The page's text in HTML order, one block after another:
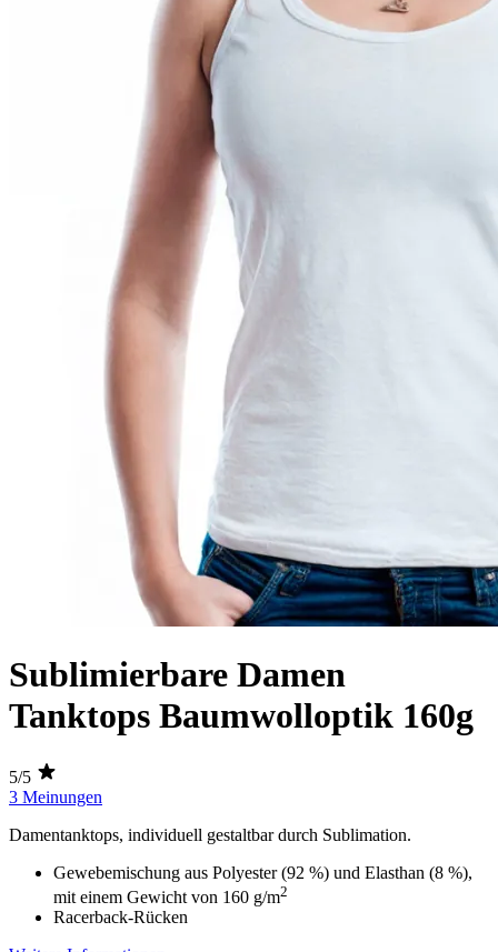
Sublimierbare Damen
Tanktops Baumwolloptik 160g
5/5
3 Meinungen
Damentanktops, individuell gestaltbar durch Sublimation.
Gewebemischung aus Polyester (92 %) und Elasthan (8 %),
mit einem Gewicht von 160 g/m2
Racerback-Rücken